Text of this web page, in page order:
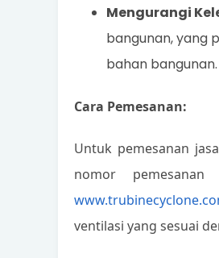
Mengurangi
bangunan, yang
bahan bangunan.
Cara Pemesanan:
Untuk pemesanan
nomor
ventilasi yang sesuai